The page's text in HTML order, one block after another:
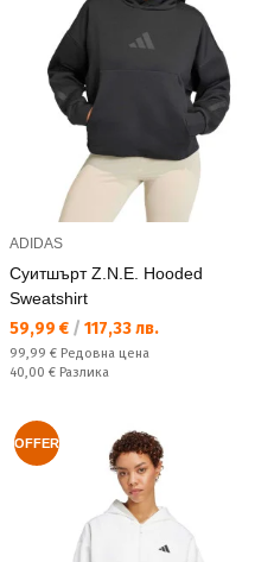
ADIDAS
Суитшърт Z.N.E. Hooded
Sweatshirt
Текуща цена:
59,99 € / 117,33 лв.
Редовна цена:
99,99 € Редовна цена
Спестявате:
40,00 € Разлика
OFFER